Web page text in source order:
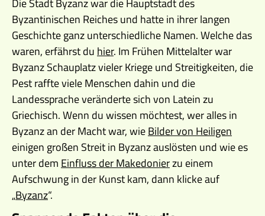
Byzantinischen Reiches und hatte in ihrer langen
Geschichte ganz unterschiedliche Namen. Welche das
waren, erfährst du hier. Im Frühen Mittelalter war
Byzanz Schauplatz vieler Kriege und Streitigkeiten, die
Pest raffte viele Menschen dahin und die
Landessprache veränderte sich von Latein zu
Griechisch. Wenn du wissen möchtest, wer alles in
Byzanz an der Macht war, wieBilder von Heiligen
einigen großen Streit in Byzanz auslösten und wie es
unter dem Einfluss der Makedonierzu einem
Aufschwung in der Kunst kam, dann klicke auf
„Byzanz“.